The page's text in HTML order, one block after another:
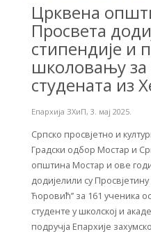
Црквена
Просвета
стипендије и
школовању за
студената из
Епархија ЗХиП, 3. мај 2025.
Српско просвјетно и
Градски одбор Мостар и
општина Мостар и ове
додијелили су
Ћоровић’’ за 161 ученика
студенте у школској и
подручја Епархије